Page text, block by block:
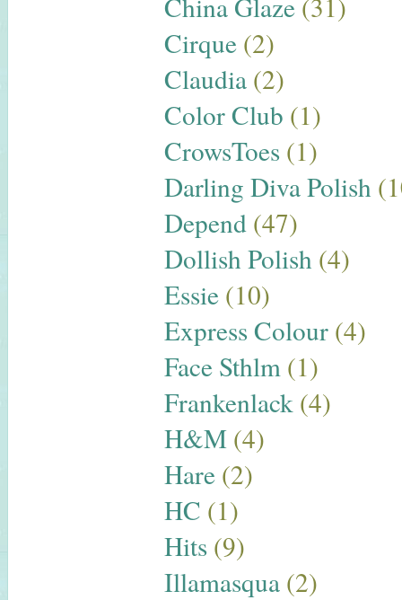
Cirque (2)
Claudia (2)
Color Club (1)
CrowsToes (1)
Darling Diva Polish
Depend (47)
Dollish Polish (4)
Essie (10)
Express Colour (4)
Face Sthlm (1)
Frankenlack (4)
H&M (4)
Hare (2)
HC (1)
Hits (9)
Illamasqua (2)